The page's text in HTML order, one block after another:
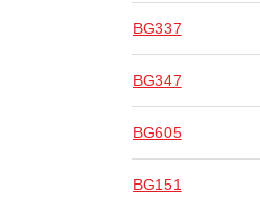
BG337
BG347
BG605
BG151